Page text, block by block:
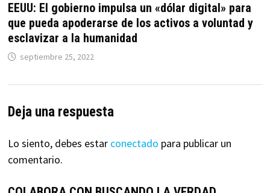
EEUU: El gobierno impulsa un «dólar digital» para
que pueda apoderarse de los activos a voluntad y
esclavizar a la humanidad
septiembre 25, 2022
Deja una respuesta
Lo siento, debes estar conectado para publicar un
comentario.